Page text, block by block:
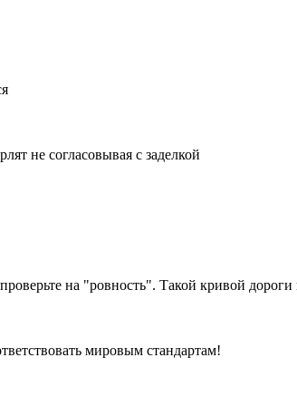
не согласовывая с заделкой
на "ровность". Такой кривой
мировым стандартам!